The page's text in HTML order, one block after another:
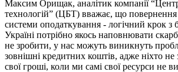
Максим Орищак, аналітик компанії
технологій” (ЦБТ) вважає, що повернення
системи оподаткування - логічний крок з
Україні потрібно якось наповнювати
не зробити, у нас можуть виникнуть
зовнішні кредитних коштів, адже ніхто не
свої гроші, коли ми самі свої ресурси не